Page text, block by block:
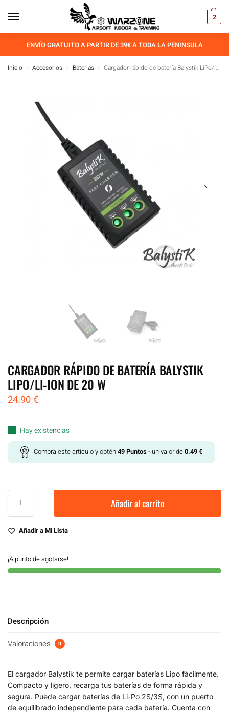
2
ENVÍO GRATUITO A PARTIR DE 39€ A TODA LA PENINSULA
Inicio / Accesorios / Baterias / Cargador rápido de batería Balystik LiPo/Li-ion de 20 W
CARGADOR RÁPIDO DE BATERÍA BALYSTIK
LIPO/LI-ION DE 20 W
24.90€
Hay existencias
Compra este artículo y obtén49Puntos - un valor de0.49€
Añadir al carrito
Añadir a Mi Lista
¡A punto de agotarse!
Descripción
Valoraciones 0
El cargador Balystik te permite cargar baterías Lipo fácilmente.
Compacto y ligero, recarga tus baterías de forma rápida y
segura. Puede cargar baterías de Li-Po 2S/3S, con un puerto
de equilibrado independiente para cada batería. Cuenta con